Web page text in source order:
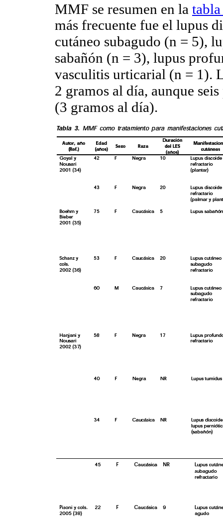
MMF se resumen en la
más frecuente fue el lupus
cutáneo subagudo (n = 5),
sabañón (n = 3), lupus
vasculitis urticarial (n = 1).
2 gramos al día, aunque
(3 gramos al día).